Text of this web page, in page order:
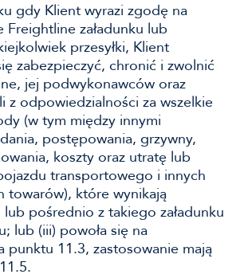
gdy Klient wyrazi zgodę na
Freightline załadunku lub
przesyłki, Klient
zabezpieczyć, chronić i zwolnić
jej podwykonawców oraz
z odpowiedzialności za wszelkie
(w tym między innymi
postępowania, grzywny,
koszty oraz utratę lub
transportowego i innych
towarów), które wynikają
pośrednio z takiego załadunku
lub (iii) powoła się na
punktu 11.3, zastosowanie mają